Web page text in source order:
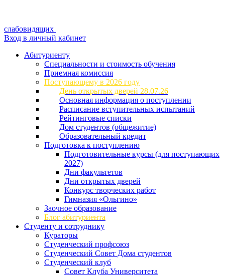
слабовидящих
Вход в личный кабинет
Абитуриенту
Специальности и стоимость обучения
Приемная комиссия
Поступающему в 2026 году
День открытых дверей 28.07.26
Основная информация о поступлении
Расписание вступительных испытаний
Рейтинговые списки
Дом студентов (общежитие)
Образовательный кредит
Подготовка к поступлению
Подготовительные курсы (для поступающих
2027)
Дни факультетов
Дни открытых дверей
Конкурс творческих работ
Гимназия «Ольгино»
Заочное образование
Блог абитуриента
Студенту и сотруднику
Кураторы
Студенческий профсоюз
Студенческий Совет Дома студентов
Студенческий клуб
Совет Клуба Университета